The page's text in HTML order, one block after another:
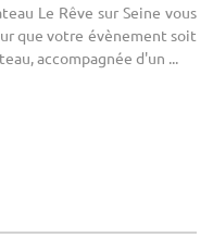
Le Rêve sur Seine vous
que votre évènement soit
accompagnée d'un ...